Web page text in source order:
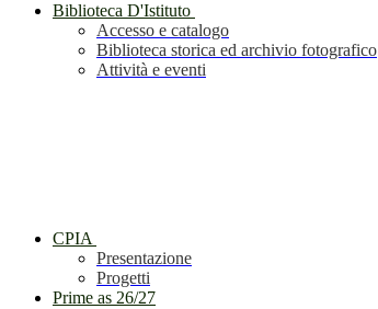
Biblioteca D'Istituto
Accesso e catalogo
Biblioteca storica ed archivio fotografico
Attività e eventi
CPIA
Presentazione
Progetti
Prime as 26/27